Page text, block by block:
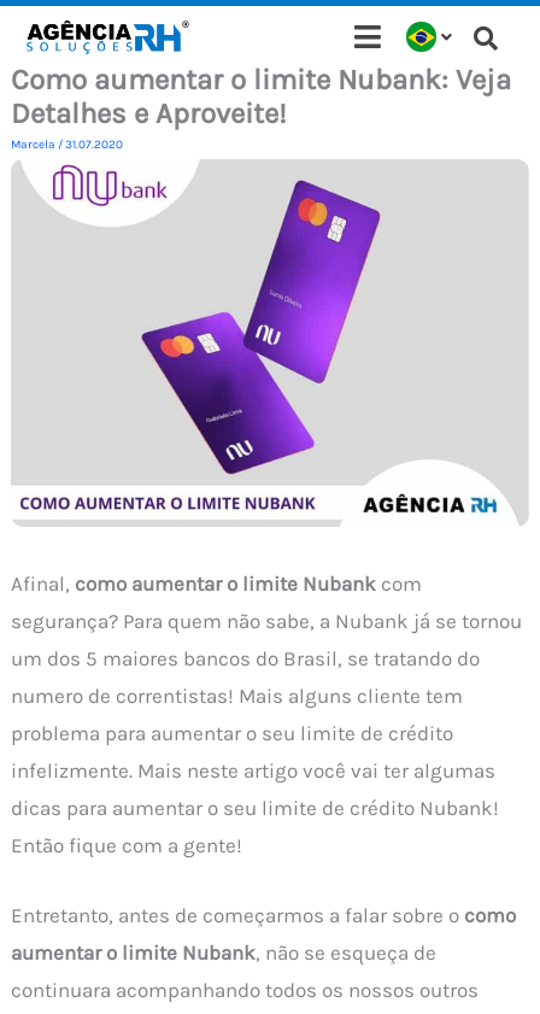
para
conteúdo
Como aumentar o limite Nubank: Veja
Detalhes e Aproveite!
Marcela /31.07.2020
Afinal, como aumentar o limite Nubank com
segurança? Para quem não sabe, a Nubank já se tornou
um dos 5 maiores bancos do Brasil, se tratando do
numero de correntistas! Mais alguns cliente tem
problema para aumentar o seu limite de crédito
infelizmente. Mais neste artigo você vai ter algumas
dicas para aumentar o seu limite de crédito Nubank!
Então fique com a gente!
Entretanto, antes de começarmos a falar sobre o como
aumentar o limite Nubank, não se esqueça de
continuara acompanhando todos os nossos outros